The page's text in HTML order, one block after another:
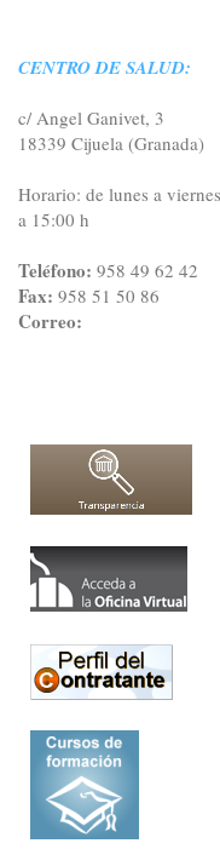
CENTRO DE SALUD:
c/ Angel Ganivet, 3
18339 Cijuela (Granada)
Horario: de lunes a
a 15:00 h
Teléfono: 958 49 62 42
Fax: 958 51 50 86
Correo: